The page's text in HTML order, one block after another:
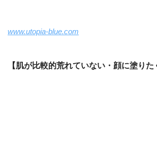
www.utopia-blue.com
【肌が比較的荒れていない・顔に塗りた